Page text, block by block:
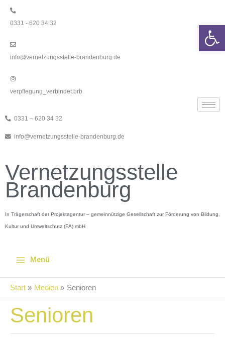
Inhalt
springen
0331 - 620 34 32
info@vernetzungsstelle-brandenburg.de
verpflegung_verbindet.brb
0331 – 620 34 32
info@vernetzungsstelle-brandenburg.de
Vernetzungsstelle
Brandenburg
In Trägerschaft der Projektagentur – gemeinnützige Gesellschaft zur Förderung von Bildung,
Kultur und Umweltschutz (PA) mbH
Menü
Start Medien Senioren
Senioren
Suchen